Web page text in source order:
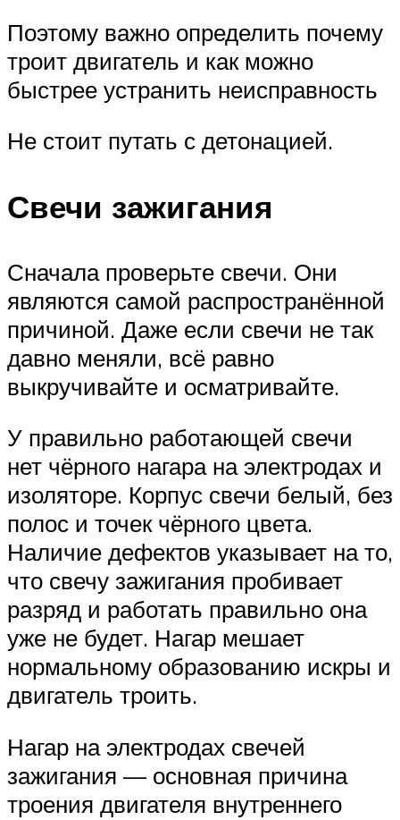
Поэтому важно определить почему
троит двигатель и как можно
быстрее устранить неисправность
Не стоит путать с детонацией.
Свечи зажигания
Сначала проверьте свечи. Они
являются самой распространённой
причиной. Даже если свечи не так
давно меняли, всё равно
выкручивайте и осматривайте.
У правильно работающей свечи
нет чёрного нагара на электродах и
изоляторе. Корпус свечи белый, без
полос и точек чёрного цвета.
Наличие дефектов указывает на то,
что свечу зажигания пробивает
разряд и работать правильно она
уже не будет. Нагар мешает
нормальному образованию искры и
двигатель троить.
Нагар на электродах свечей
зажигания — основная причина
троения двигателя внутреннего